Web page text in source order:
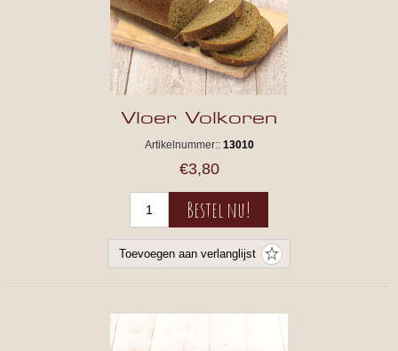
Vloer Volkoren
Artikelnummer:: 13010
€3,80